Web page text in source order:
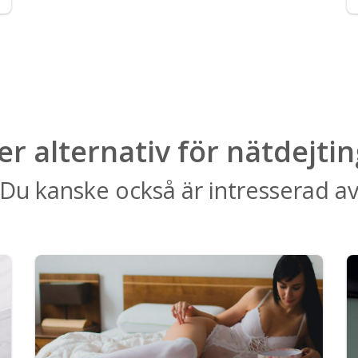
alternativ för
Du kanske också är intresserad av